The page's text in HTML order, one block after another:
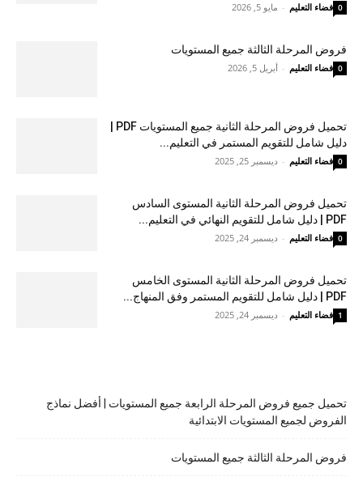
فضاء التعليم - مايو 5, 2026 0
فروض المرحلة الثالثة جميع المستويات
فضاء التعليم - أبريل 5, 2026 0
دليل شامل للتقويم المستمر في التعليم...
فضاء التعليم - ديسمبر 25, 2025 0
تحميل فروض المرحلة الثانية المستوى السادس
PDF | دليل شامل للتقويم النهائي في التعليم...
فضاء التعليم - ديسمبر 24, 2025 0
تحميل فروض المرحلة الثانية المستوى الخامس
PDF | دليل شامل للتقويم المستمر وفق المنهاج...
فضاء التعليم - ديسمبر 24, 2025 1
تحميل جميع فروض المرحلة الرابعة جميع المستويات | أفضل نماذج
الفروض لجميع المستويات الابتدائية
فروض المرحلة الثالثة جميع المستويات